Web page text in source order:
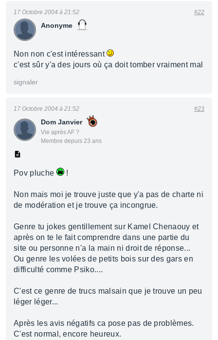
Anonyme
17 Octobre 2004 à 21:52 #22
Non non c'est intéressant
c'est sûr y'a des jours où ça doit tomber vraiment mal
signaler
Dom Janvier
Vie après AF ?
Membre depuis 23 ans
17 Octobre 2004 à 21:52 #23
Pov pluche !
Non mais moi je trouve juste que y'a pas de charte ni
de modération et je trouve ça incongrue.
Genre tu jokes gentillement sur Kamel Chenaouy et
après on te le fait comprendre dans une partie du
site ou personne n'a la main ni droit de réponse...
Ou genre les volées de petits bois sur des gars en
difficulté comme Psiko....
C'est ce genre de trucs malsain que je trouve un peu
léger léger...
Après les avis négatifs ca pose pas de problèmes.
C'est normal, encore heureux.